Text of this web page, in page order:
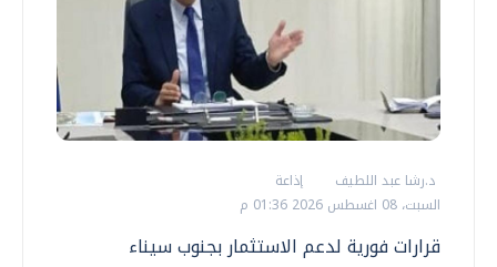
د.رشا عبد اللطيف
إذاعة
السبت، 08 اغسطس 2026 01:36 م
قرارات فورية لدعم الاستثمار بجنوب سيناء